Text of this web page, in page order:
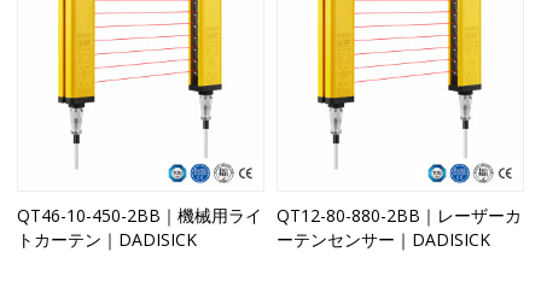
QT46-10-450-2BB｜機械用ライ
トカーテン｜DADISICK
QT12-80-880-2BB｜レーザーカ
ーテンセンサー｜DADISICK